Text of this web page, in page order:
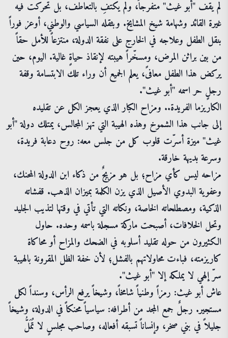
لم يقف "أبو غيث" متفرجاً، ولم يكتفِ بالتعاطف، بل تحركت فيه
غيرة القائد وشهامة شيخ المشايخ. وبثقله السياسي والوطني، أوعز فوراً
بنقل الطفل وعلاجه في الخارج على نفقة الدولة، منتزعاً للأمل حقاً
من بين براثن المرض، ومسخّراً هيبته لإنقاذ حياةٍ غالية. اليوم، حين
يركض هذا الطفل معافىً، يعلم الجميع أن وراء تلك الابتسامة وقفة
رجلٍ حر اسمه "أبو غيث".
الكاريزما الفريدة.. ومزاح الكبار الذي يعجز الكل عن تقليده
إلى جانب هذا الشموخ وهذه الهيبة التي تهز المجالس، يمتلك دولة "أبو
غيث" ميزة أسرّت قلوب كل من جلس معه: روح دعابة فريدة،
وسرعة بديهة خارقة.
مزاحه ليس كأي مزاح؛ بل هو مزيجٌ من ذكاء ابن الدولة المحنك،
وعفوية البدوي الأصيل الذي يزن الكلمة بميزان الذهب. قفشاته
الذكية، ومصطلحاته الخاصة، ونكاته التي تأتي في وقتها لتذيب الجليد
وتحل الخلافات، أصبحت ماركة مسجلة باسمه وحده. حاول
الكثيرون من حوله تقليد أسلوبه في الضحك والمزاح أو محاكاة
كاريزمته، فباءت محاولاتهم بالفشل؛ لأن خفة الظل المقرونة بالهيبة
سرّ إلهي لا يملكه إلا "أبو غيث".
عاش أبو غيث: رمزاً وطنياً شامخاً، وشيخاً يرفع الرأس، وسنداً لكل
مستجير. رجلٌ جمع المجد من أطرافه: سياسياً محنكاً في الدولة، وشيخاً
جليلاً في بني صخر، وإنساناً تسبقه أفعاله، وصاحب مجلسٍ لا تُمَلُّ